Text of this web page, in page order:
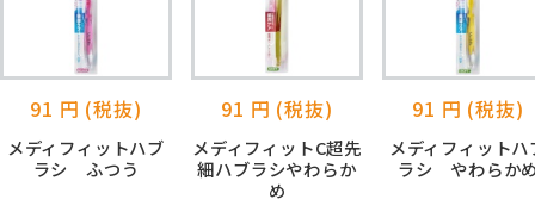
91 円 (税抜)
メディフィットハブ
ラシ ふつう
91 円 (税抜)
メディフィットC超先
細ハブラシやわらか
め
91 円 (税抜)
メディフィットハ
ラシ やわらか